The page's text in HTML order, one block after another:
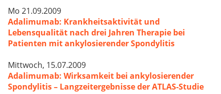
Mo 21.09.2009
Adalimumab: Krankheitsaktivität und
Lebensqualität nach drei Jahren Therapie bei
Patienten mit ankylosierender Spondylitis
Mittwoch, 15.07.2009
Adalimumab: Wirksamkeit bei ankylosierender
Spondylitis – Langzeitergebnisse der ATLAS-Studie